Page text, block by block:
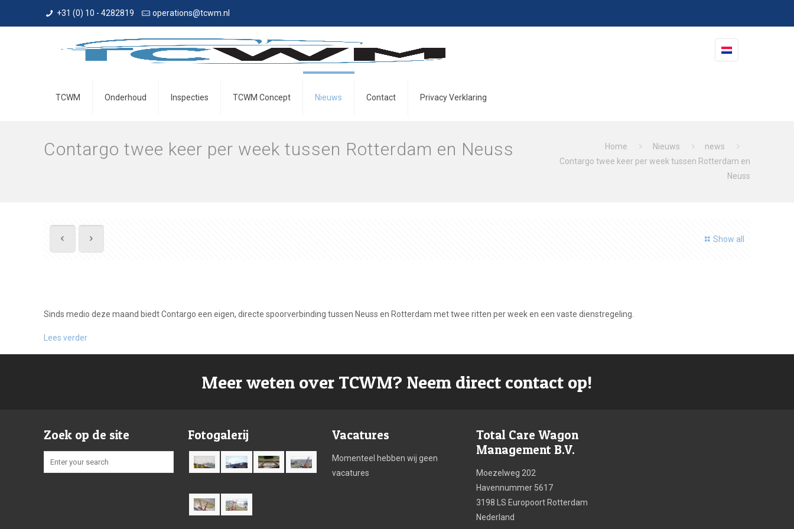
+31 (0) 10 - 4282819 operations@tcwm.nl
TCWM Onderhoud Inspecties TCWM Concept Nieuws Contact Privacy Verklaring
Contargo twee keer per week tussen Rotterdam en Neuss Home Nieuws
news
Contargo twee keer per week tussen Rotterdam en
Neuss
Show all
Sinds medio deze maand biedt Contargo een eigen, directe spoorverbinding tussen Neuss en Rotterdam met twee ritten per week en een vaste dienstregeling.
Lees verder
Meer weten over TCWM? Neem direct contact op!
Zoek op de site Fotogalerij Vacatures
Momenteel hebben wij geen
vacatures
Total Care Wagon
Management B.V.
Moezelweg 202
Havennummer 5617
3198 LS Europoort Rotterdam
Nederland